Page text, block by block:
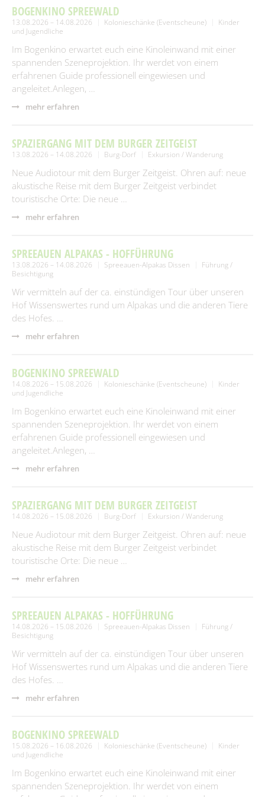
Fundtiere
Zahlen & Statistik
Formularservice
Spielplätze
Spenden & Sponsoring
Tourismus
BOGENKINO SPREEWALD
13.08.2026 – 14.08.2026 Kolonieschänke (Eventscheune)
Kinder
und Jugendliche
Im Bogenkino erwartet euch eine Kinoleinwand mit einer
spannenden Szeneprojektion. Ihr werdet von einem
erfahrenen Guide professionell eingewiesen und
angeleitet.Anlegen, …
mehr erfahren
SPAZIERGANG MIT DEM BURGER ZEITGEIST
13.08.2026 – 14.08.2026 Burg-Dorf Exkursion / Wanderung
Neue Audiotour mit dem Burger Zeitgeist. Ohren auf: neue
akustische Reise mit dem Burger Zeitgeist verbindet
touristische Orte: Die neue …
mehr erfahren
SPREEAUEN ALPAKAS - HOFFÜHRUNG
13.08.2026 – 14.08.2026 Spreeauen-Alpakas Dissen
Führung /
Besichtigung
Wir vermitteln auf der ca. einstündigen Tour über unseren
Hof Wissenswertes rund um Alpakas und die anderen Tiere
des Hofes. …
mehr erfahren
BOGENKINO SPREEWALD
14.08.2026 – 15.08.2026 Kolonieschänke (Eventscheune)
Kinder
und Jugendliche
Im Bogenkino erwartet euch eine Kinoleinwand mit einer
spannenden Szeneprojektion. Ihr werdet von einem
erfahrenen Guide professionell eingewiesen und
angeleitet.Anlegen, …
mehr erfahren
SPAZIERGANG MIT DEM BURGER ZEITGEIST
14.08.2026 – 15.08.2026 Burg-Dorf Exkursion / Wanderung
Neue Audiotour mit dem Burger Zeitgeist. Ohren auf: neue
akustische Reise mit dem Burger Zeitgeist verbindet
touristische Orte: Die neue …
mehr erfahren
SPREEAUEN ALPAKAS - HOFFÜHRUNG
14.08.2026 – 15.08.2026 Spreeauen-Alpakas Dissen
Führung /
Besichtigung
Wir vermitteln auf der ca. einstündigen Tour über unseren
Hof Wissenswertes rund um Alpakas und die anderen Tiere
des Hofes. …
mehr erfahren
BOGENKINO SPREEWALD
15.08.2026 – 16.08.2026 Kolonieschänke (Eventscheune)
Kinder
und Jugendliche
Im Bogenkino erwartet euch eine Kinoleinwand mit einer
spannenden Szeneprojektion. Ihr werdet von einem